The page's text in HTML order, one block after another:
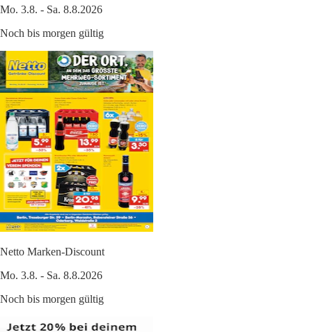
Mo. 3.8. - Sa. 8.8.2026
Noch bis morgen gültig
Netto Marken-Discount
Mo. 3.8. - Sa. 8.8.2026
Noch bis morgen gültig